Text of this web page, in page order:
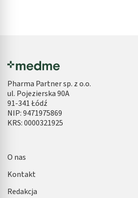
Pharma Partner sp. z o.o.
ul. Pojezierska 90A
91-341 Łódź
NIP: 9471975869
KRS: 0000321925
O nas
Kontakt
Redakcja